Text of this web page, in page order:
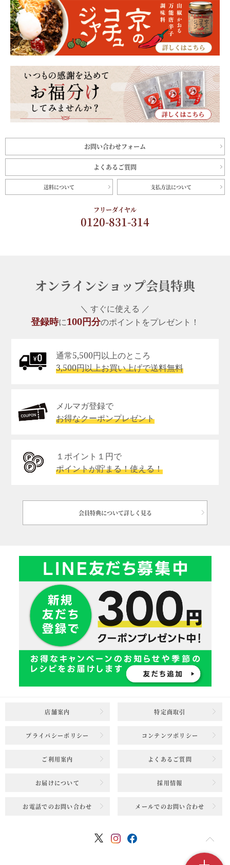
お問い合わせフォーム
よくあるご質問
送料について 支払方法について
フリーダイヤル
0120-831-314
オンラインショップ会員特典
＼ すぐに使える ／
登録時に100円分のポイントをプレゼント！
通常5,500円以上のところ
3,500円以上お買い上げで送料無料
メルマガ登録で
お得なクーポンプレゼント
１ポイント１円で
ポイントが貯まる！使える！
会員特典について詳しく見る
店舗案内 特定商取引
プライバシーポリシー コンテンツポリシー
ご利用案内 よくあるご質問
お届けについて 採用情報
お電話でのお問い合わせ メールでのお問い合わせ